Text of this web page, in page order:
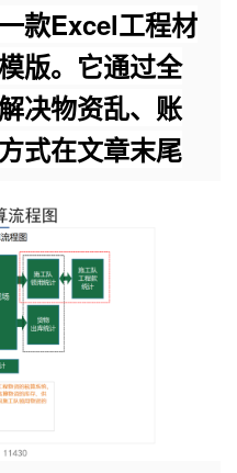
款Excel工程材
版。它通过全
决物资乱、账
式在文章末尾